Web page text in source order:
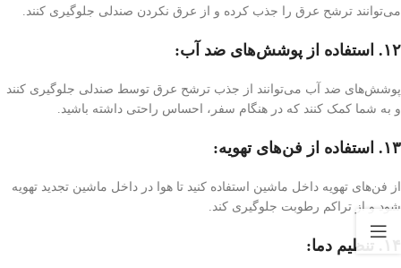
می‌توانند ترشح عرق را جذب کرده و از عرق نکردن صندلی جلوگیری کنند.
۱۲. استفاده از پوشش‌های ضد آب:
پوشش‌های ضد آب می‌توانند از جذب ترشح عرق توسط صندلی جلوگیری کنند
و به شما کمک کنند که در هنگام سفر، احساس راحتی داشته باشید.
۱۳. استفاده از فن‌های تهویه:
از فن‌های تهویه داخل ماشین استفاده کنید تا هوا در داخل ماشین تجدید تهویه
شود و از تراکم رطوبت جلوگیری کند.